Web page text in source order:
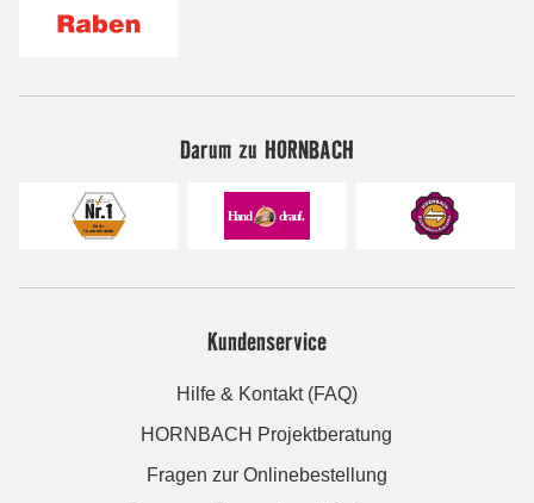
Darum zu HORNBACH
Kundenservice
Hilfe & Kontakt (FAQ)
HORNBACH Projektberatung
Fragen zur Onlinebestellung